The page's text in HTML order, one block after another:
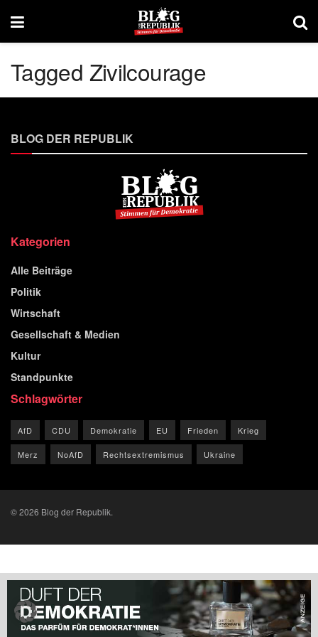
Tagged Zivilcourage
BLOG DER REPUBLIK
Kategorien
Alle Beiträge
Politik
Wirtschaft
Gesellschaft & Medien
Kultur
Standpunkte
Schlagwörter
AfD CDU Demokratie EU Frieden Krieg
Merz NoAfD Rechtsextremismus Ukraine
© 2026 Blog der Republik.